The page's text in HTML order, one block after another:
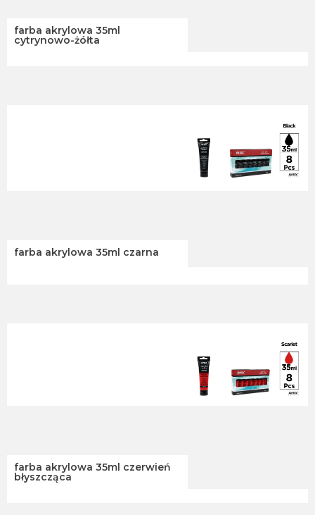
farba akrylowa 35ml
cytrynowo-żółta
farba akrylowa 35ml czarna
farba akrylowa 35ml czerwień
błyszcząca